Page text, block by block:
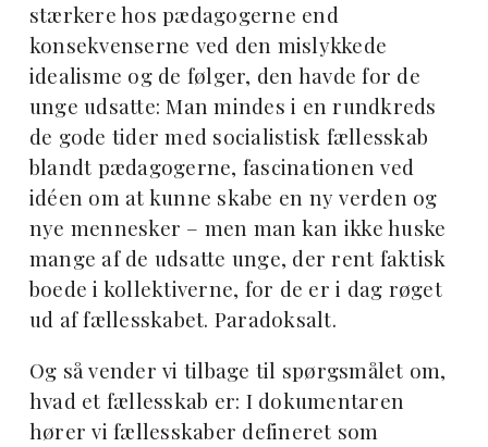
stærkere hos pædagogerne end
konsekvenserne ved den mislykkede
idealisme og de følger, den havde for de
unge udsatte: Man mindes i en rundkreds
de gode tider med socialistisk fællesskab
blandt pædagogerne, fascinationen ved
idéen om at kunne skabe en ny verden og
nye mennesker – men man kan ikke huske
mange af de udsatte unge, der rent faktisk
boede i kollektiverne, for de er i dag røget
ud af fællesskabet. Paradoksalt.
Og så vender vi tilbage til spørgsmålet om,
hvad et fællesskab er: I dokumentaren
hører vi fællesskaber defineret som